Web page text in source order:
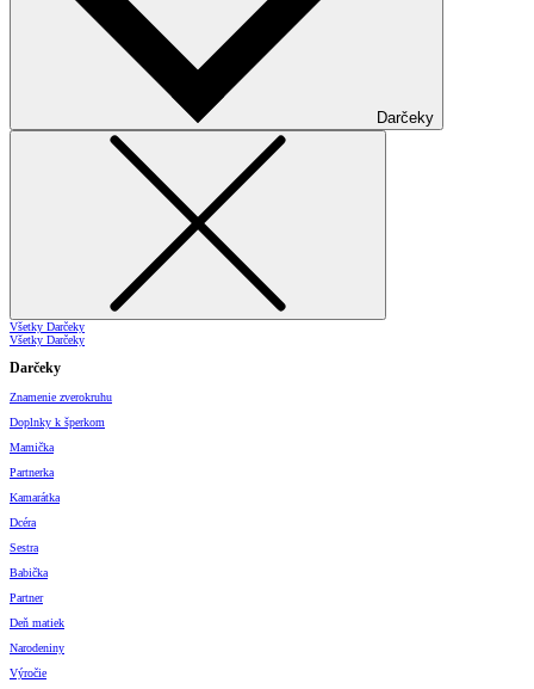
Darčeky
Všetky Darčeky
Všetky Darčeky
Darčeky
Znamenie zverokruhu
Doplnky k šperkom
Mamička
Partnerka
Kamarátka
Dcéra
Sestra
Babička
Partner
Deň matiek
Narodeniny
Výročie